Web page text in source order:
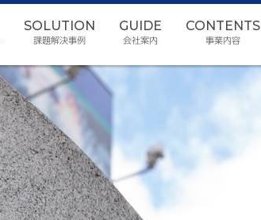
SOLUTION
課題解決事例
GUIDE
会社案内
CONTENTS
事業内容